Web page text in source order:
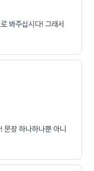
봐주십시다! 그래서
문장 하나하나뿐 아니